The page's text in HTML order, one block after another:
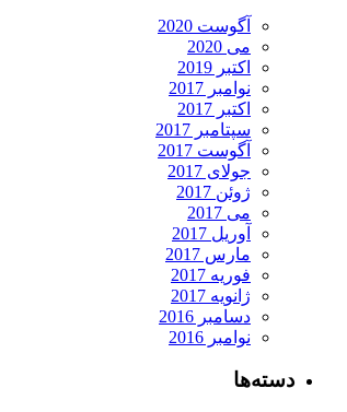
آگوست 2020
می 2020
اکتبر 2019
نوامبر 2017
اکتبر 2017
سپتامبر 2017
آگوست 2017
جولای 2017
ژوئن 2017
می 2017
آوریل 2017
مارس 2017
فوریه 2017
ژانویه 2017
دسامبر 2016
نوامبر 2016
دسته‌ها